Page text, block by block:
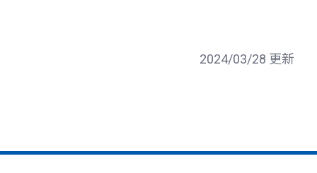
2024/03/28 更新